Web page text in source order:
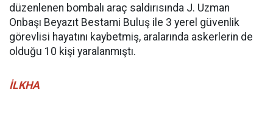
düzenlenen bombalı araç saldırısında J. Uzman
Onbaşı Beyazıt Bestami Buluş ile 3 yerel güvenlik
görevlisi hayatını kaybetmiş, aralarında askerlerin de
olduğu 10 kişi yaralanmıştı.
İLKHA